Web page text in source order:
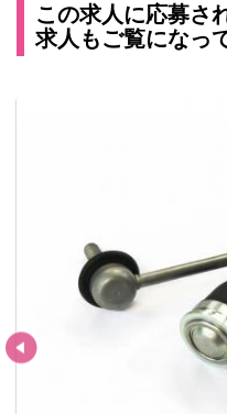
この求人に応募さ
求人もご覧になっ